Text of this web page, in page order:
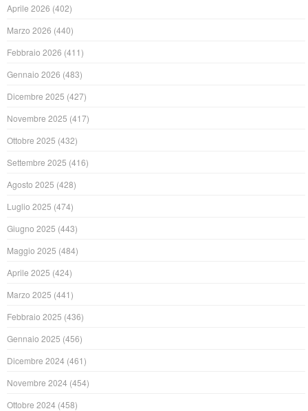
Aprile 2026 (402)
Marzo 2026 (440)
Febbraio 2026 (411)
Gennaio 2026 (483)
Dicembre 2025 (427)
Novembre 2025 (417)
Ottobre 2025 (432)
Settembre 2025 (416)
Agosto 2025 (428)
Luglio 2025 (474)
Giugno 2025 (443)
Maggio 2025 (484)
Aprile 2025 (424)
Marzo 2025 (441)
Febbraio 2025 (436)
Gennaio 2025 (456)
Dicembre 2024 (461)
Novembre 2024 (454)
Ottobre 2024 (458)